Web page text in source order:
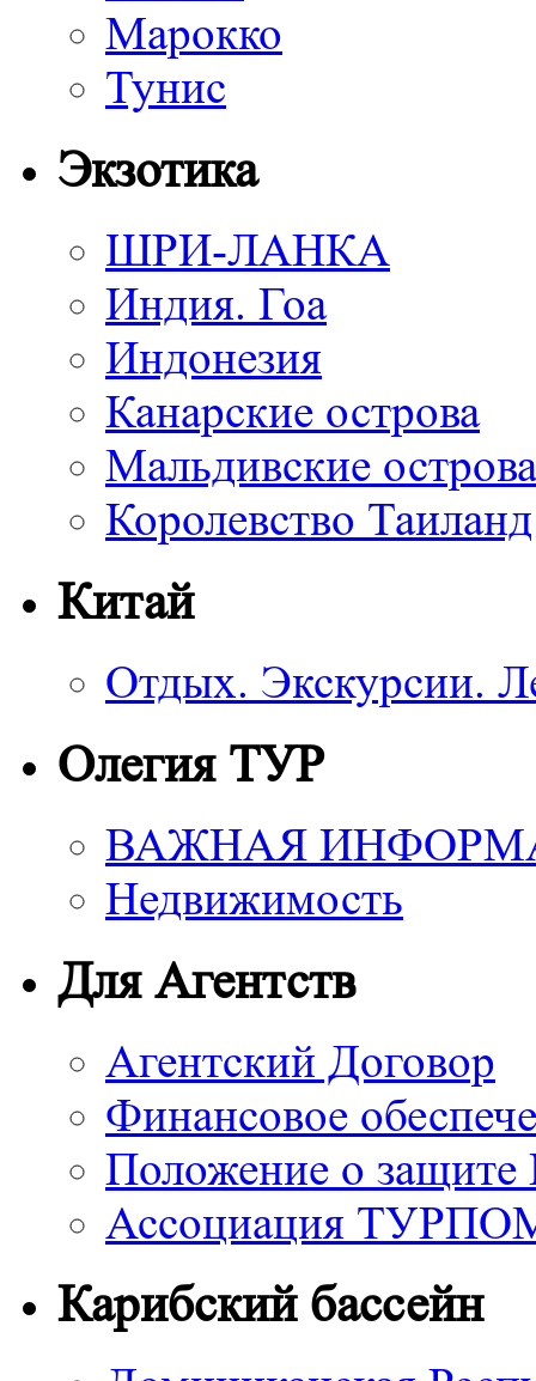
Марокко
Тунис
Экзотика
ШРИ-ЛАНКА
Индия. Гоа
Индонезия
Канарские острова
Мальдивские острова
Королевство Таиланд
Китай
Отдых. Экскурсии.
Олегия ТУР
ВАЖНАЯ
Недвижимость
Для Агентств
Агентский Договор
Финансовое
Положение о
Ассоциация
Карибский бассейн